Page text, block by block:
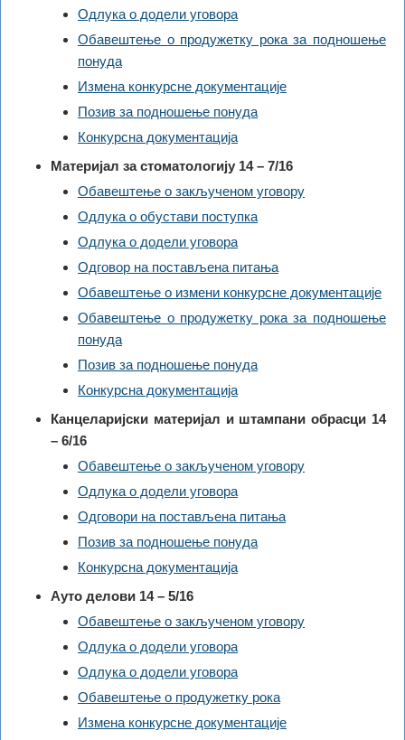
Одлука о додели уговора
Обавештење о продужетку рока за подношење
понуда
Измена конкурсне документације
Позив за подношење понуда
Конкурсна документација
Материјал за стоматологију 14 – 7/16
Обавештење о закљученом уговору
Одлука о обустави поступка
Одлука о додели уговора
Одговор на постављена питања
Обавештење о измени конкурсне документације
Обавештење о продужетку рока за подношење
понуда
Позив за подношење понуда
Конкурсна документација
Канцеларијски материјал и штампани обрасци 14
– 6/16
Обавештење о закљученом уговору
Одлука о додели уговора
Одговори на постављена питања
Позив за подношење понуда
Конкурсна документација
Ауто делови 14 – 5/16
Обавештење о закљученом уговору
Одлука о додели уговора
Одлука о додели уговора
Обавештење о продужетку рока
Измена конкурсне документације